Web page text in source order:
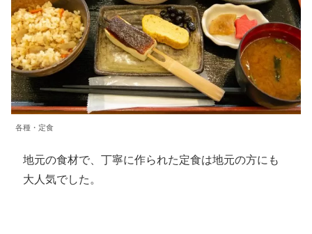
各種・定食
地元の食材で、丁寧に作られた定食は地元の方にも
大人気でした。